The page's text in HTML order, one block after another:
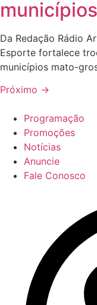
Da Redação Rádio
Esporte fortalece
municípios mato-
Próximo →
Programação
Promoções
Notícias
Anuncie
Fale Conosco